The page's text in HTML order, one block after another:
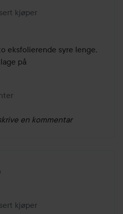
kjøper
eksfolierende syre lenge,
på
en kommentar
3 måneder
kjøper